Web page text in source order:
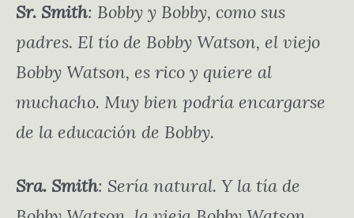
Sr. Smith: Bobby y Bobby, como sus
padres. El tío de Bobby Watson, el viejo
Bobby Watson, es rico y quiere al
muchacho. Muy bien podría encargarse
de la educación de Bobby.
Sra. Smith: Sería natural. Y la tía de